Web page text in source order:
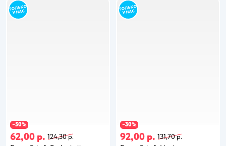
−50%
62,00 р. 124,30 р.
−30%
92,00 р. 131,70 р.